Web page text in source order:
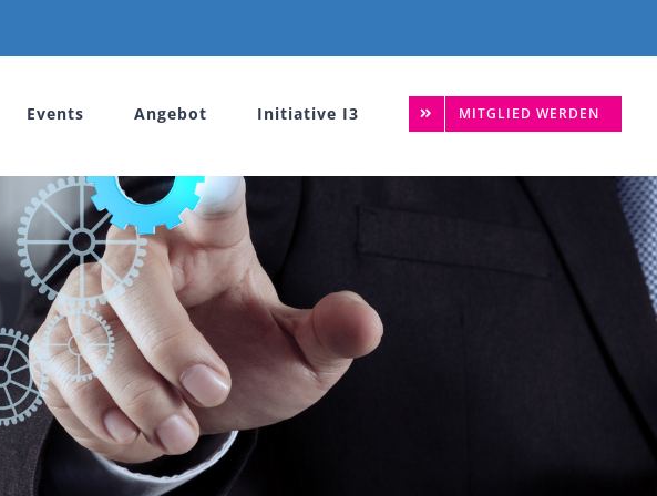
Events Angebot Initiative I3 MITGLIED WERDEN